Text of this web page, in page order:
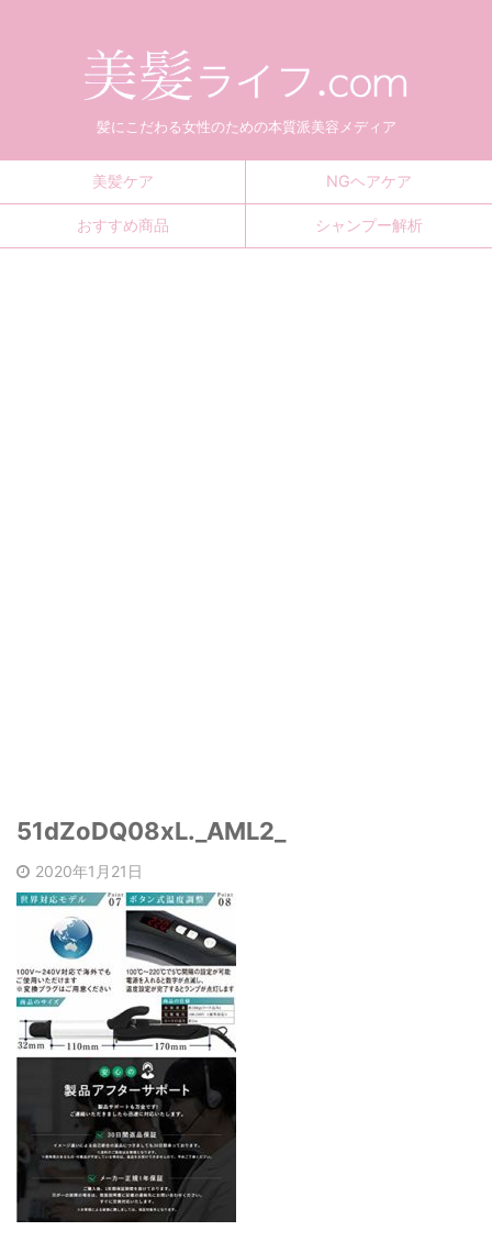
髪にこだわる女性のための本質派美容メディア
美髪ケア NGヘアケア
おすすめ商品 シャンプー解析
51dZoDQ08xL._AML2_
2020年1月21日